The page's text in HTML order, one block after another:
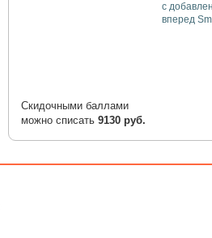
с
вперед
Скидочными баллами
можно списать 9130 руб.